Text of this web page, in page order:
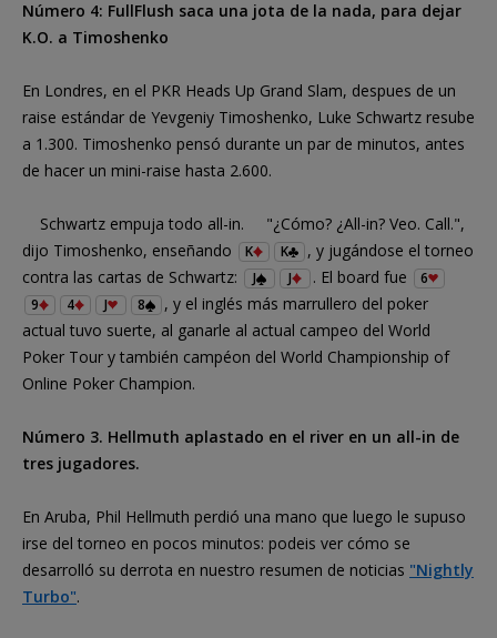
Número 4: FullFlush saca una jota de la nada, para dejar
K.O. a Timoshenko
En Londres, en el PKR Heads Up Grand Slam, despues de un
raise estándar de Yevgeniy Timoshenko, Luke Schwartz resube
a 1.300. Timoshenko pensó durante un par de minutos, antes
de hacer un mini-raise hasta 2.600.
Schwartz empuja todo all-in. "¿Cómo? ¿All-in? Veo. Call.",
dijo Timoshenko, enseñando
K K
, y jugándose el torneo
contra las cartas de Schwartz:
J J . El board fue
6
9
4 J 8
, y el inglés más marrullero del poker
actual tuvo suerte, al ganarle al actual campeo del World
Poker Tour y también campéon del World Championship of
Online Poker Champion.
Número 3. Hellmuth aplastado en el river en un all-in de
tres jugadores.
En Aruba, Phil Hellmuth perdió una mano que luego le supuso
irse del torneo en pocos minutos: podeis ver cómo se
desarrolló su derrota en nuestro resumen de noticias "Nightly
Turbo".